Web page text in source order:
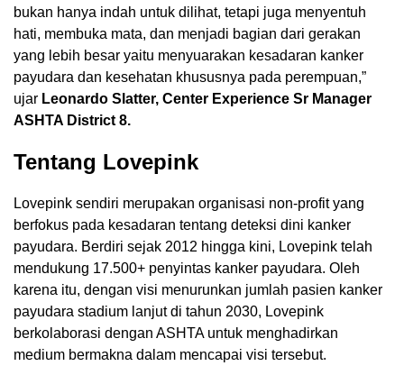
bukan hanya indah untuk dilihat, tetapi juga menyentuh
hati, membuka mata, dan menjadi bagian dari gerakan
yang lebih besar yaitu menyuarakan kesadaran kanker
payudara dan kesehatan khususnya pada perempuan,”
ujar Leonardo Slatter, Center Experience Sr Manager
ASHTA District 8.
Tentang Lovepink
Lovepink sendiri merupakan organisasi non-profit yang
berfokus pada kesadaran tentang deteksi dini kanker
payudara. Berdiri sejak 2012 hingga kini, Lovepink telah
mendukung 17.500+ penyintas kanker payudara. Oleh
karena itu, dengan visi menurunkan jumlah pasien kanker
payudara stadium lanjut di tahun 2030, Lovepink
berkolaborasi dengan ASHTA untuk menghadirkan
medium bermakna dalam mencapai visi tersebut.